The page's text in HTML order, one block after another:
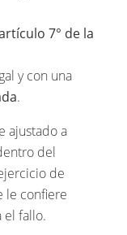
7° de la
y con una
.
ajustado a
del
de
le confiere
el fallo.